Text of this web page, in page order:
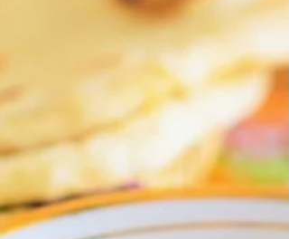
ク・イード」
アラブや中東のお菓子と言うと、近年日本
もすっかり有名になったバクラワなど、ナ
ツやシロップをたっぷり使ったお菓子を思
浮かべる人も多いのではないでしょうか。
しかしながら、甘さも控えめの素朴な焼き
子が多いのもアラブのお菓子の特徴。...